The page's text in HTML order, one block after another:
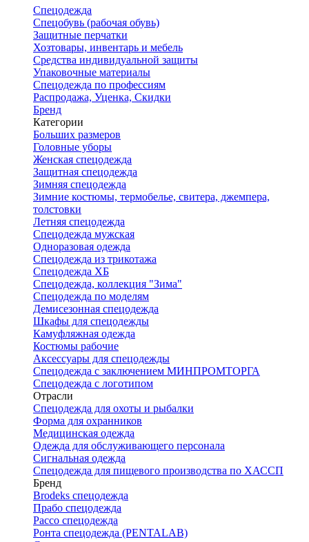
Спецодежда
Спецобувь (рабочая обувь)
Защитные перчатки
Хозтовары, инвентарь и мебель
Средства индивидуальной защиты
Упаковочные материалы
Спецодежда по профессиям
Распродажа, Уценка, Скидки
Бренд
Категории
Больших размеров
Головные уборы
Женская спецодежда
Защитная спецодежда
Зимняя спецодежда
Зимние костюмы, термобелье, свитера, джемпера,
толстовки
Летняя спецодежда
Спецодежда мужская
Одноразовая одежда
Спецодежда из трикотажа
Спецодежда ХБ
Спецодежда, коллекция "Зима"
Спецодежда по моделям
Демисезонная спецодежда
Шкафы для спецодежды
Камуфляжная одежда
Костюмы рабочие
Аксессуары для спецодежды
Спецодежда с заключением МИНПРОМТОРГА
Спецодежда с логотипом
Отрасли
Спецодежда для охоты и рыбалки
Форма для охранников
Медицинская одежда
Одежда для обслуживающего персонала
Сигнальная одежда
Спецодежда для пищевого производства по ХАССП
Бренд
Brodeks спецодежда
Прабо спецодежда
Рассо спецодежда
Ронта спецодежда (PENTALAB)